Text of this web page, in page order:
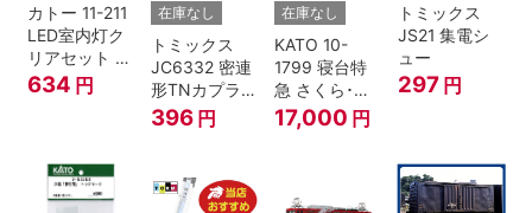
カトー 11-211
LED室内灯ク
リアセット N
ゲージ
634 円
在庫なし
トミックス
JC6332 密連
形TNカプラー
(SPグレー電
連付・211系)
396 円
在庫なし
KATO 10-
1799 寝台特
急 さくら･は
やぶさ/富士
24系 9両セッ
17,000 円
トミックス
JS21 集電シ
ュー
297 円